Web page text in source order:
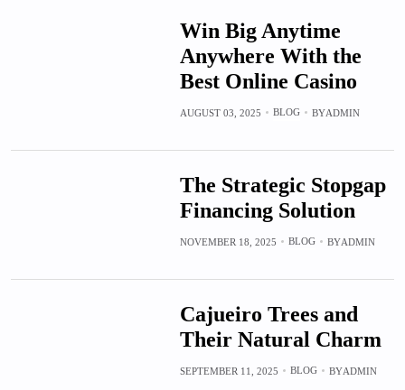
Win Big Anytime
Anywhere With the
Best Online Casino
AUGUST 03, 2025 BLOG BYADMIN
The Strategic Stopgap
Financing Solution
NOVEMBER 18, 2025 BLOG BYADMIN
Cajueiro Trees and
Their Natural Charm
SEPTEMBER 11, 2025 BLOG BYADMIN